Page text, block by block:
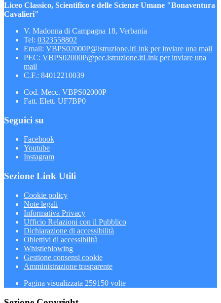
Liceo Classico, Scientifico e delle Scienze Umane "Bonaventura
Cavalieri"
V. Madonna di Campagna 18, Verbania
Tel: 0323558802
Email: VBPS02000P@istruzione.itLink per inviare una mail
PEC: VBPS02000P@pec.istruzione.itLink per inviare una
mail
C.F.: 84012210039
Cod. Mecc. VBPS02000P
Fatt. Elett. UF7BP0
Seguici su
Facebook
Youtube
Instagram
Sezione Link Utili
Cookie policy
Note legali
Informativa Privacy
Ufficio Relazioni con il Pubblico
Dichiarazione di accessibilità
Obiettivi di accessibilità
Whistleblowing
Gestione consensi cookie
Amministrazione trasparente
Pagina visualizzata 259150 volte